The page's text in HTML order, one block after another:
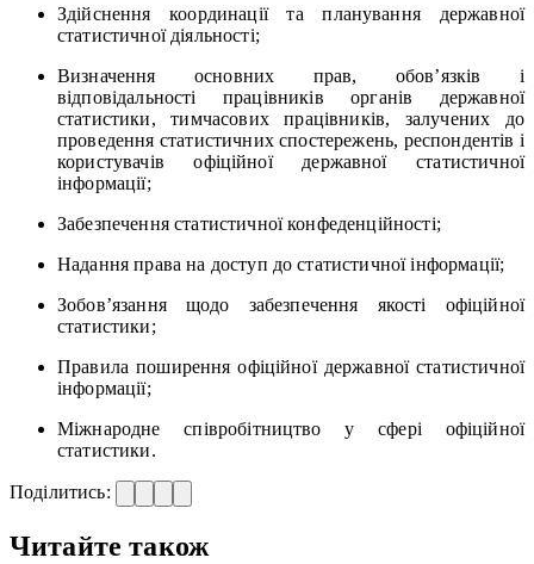
Здійснення координації та планування державної
статистичної діяльності;
Визначення основних прав, обов’язків і
відповідальності працівників органів державної
статистики, тимчасових працівників, залучених до
проведення статистичних спостережень, респондентів і
користувачів офіційної державної статистичної
інформації;
Забезпечення статистичної конфеденційності;
Надання права на доступ до статистичної інформації;
Зобов’язання щодо забезпечення якості офіційної
статистики;
Правила поширення офіційної державної статистичної
інформації;
Міжнародне співробітництво у сфері офіційної
статистики.
Поділитись:
Читайте також